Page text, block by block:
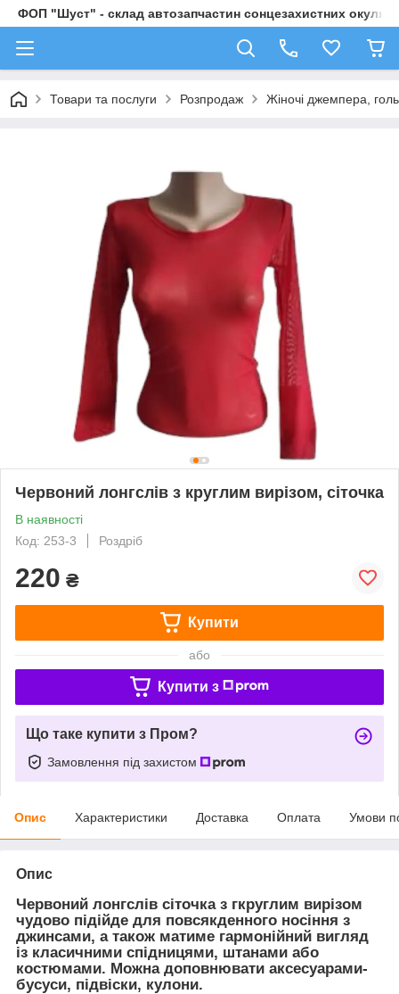
ФОП "Шуст" - склад автозапчастин сонцезахистних
Товари та послуги Розпродаж Жіночі джемпера,
Червоний лонгслів з круглим вирізом, сіточка
В наявності
Код: 253-3
Роздріб
220 ₴
Купити
або
Купити з
Що таке купити з Пром?
Замовлення під захистом
Опис Характеристики Доставка Оплата Умови
Опис
Червоний лонгслів сіточка з гкруглим вирізом
чудово підійде для повсякденного носіння з
джинсами, а також матиме гармонійний вигляд
із класичними спідницями, штанами або
костюмами. Можна доповнювати аксесуарами-
бусуси, підвіски, кулони.